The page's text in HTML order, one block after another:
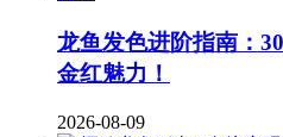
龙鱼发色进阶指南：
金红魅力！
2026-08-09